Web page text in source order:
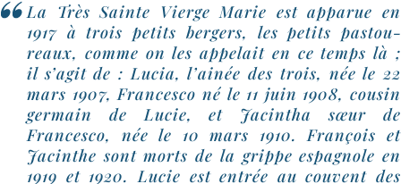
La Très Sainte Vierge Marie est appa­rue en
1917 à trois petits ber­gers, les petits pas­tou­
reaux, comme on les appe­lait en ce temps là ;
il s’a­git de : Lucia, l’ai­née des trois, née le 22
mars 1907, Francesco né le 11 juin 1908, cou­sin
ger­main de Lucie, et Jacintha sœur de
Francesco, née le 10 mars 1910. François et
Jacinthe sont morts de la grippe espa­gnole en
1919 et 1920. Lucie est entrée au couvent des